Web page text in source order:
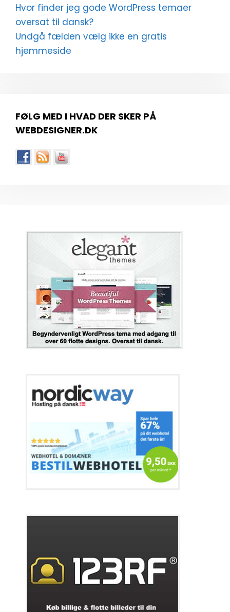
Hvor finder jeg gode WordPress temaer
oversat til dansk?
Undgå fælden vælg ikke en gratis
hjemmeside
FØLG MED I HVAD DER SKER PÅ
WEBDESIGNER.DK